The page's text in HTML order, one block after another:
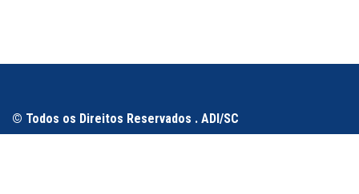
© Todos os Direitos Reservados . ADI/SC